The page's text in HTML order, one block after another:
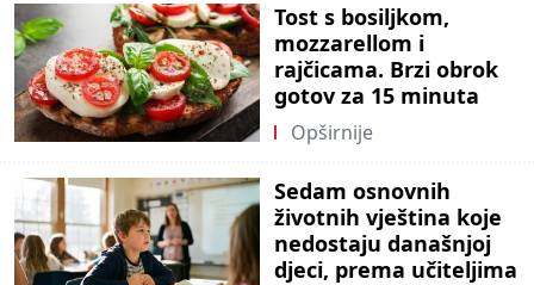
Tost s bosiljkom,
mozzarellom i
rajčicama. Brzi obrok
gotov za 15 minuta
Opširnije
Sedam osnovnih
životnih vještina koje
nedostaju današnjoj
djeci, prema učiteljima